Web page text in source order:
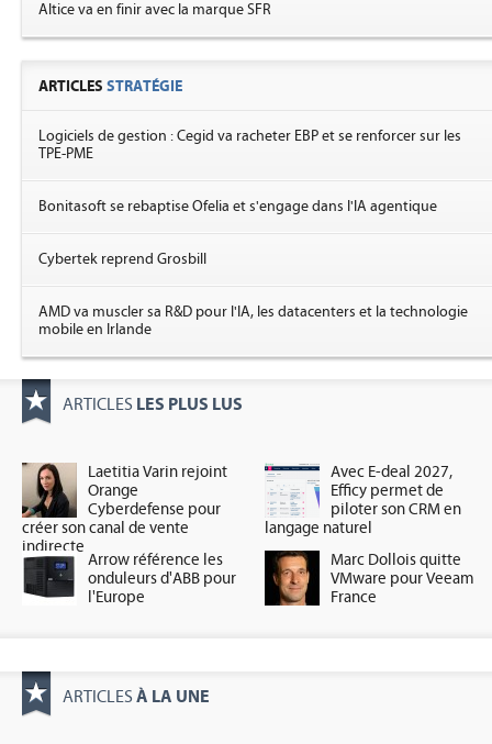
Altice va en finir avec la marque SFR
ARTICLES STRATÉGIE
Logiciels de gestion : Cegid va racheter EBP et se renforcer sur les
TPE-PME
Bonitasoft se rebaptise Ofelia et s'engage dans l'IA agentique
Cybertek reprend Grosbill
AMD va muscler sa R&D pour l'IA, les datacenters et la technologie
mobile en Irlande
ARTICLES LES PLUS LUS
Laetitia Varin rejoint
Orange
Cyberdefense pour
créer son canal de vente
indirecte
Avec E-deal 2027,
Efficy permet de
piloter son CRM en
langage naturel
Arrow référence les
onduleurs d'ABB pour
l'Europe
Marc Dollois quitte
VMware pour Veeam
France
ARTICLES À LA UNE